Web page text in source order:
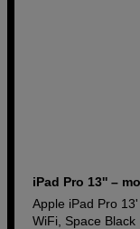
iPad Pro 13'' –
Apple iPad Pro
WiFi, Space Black